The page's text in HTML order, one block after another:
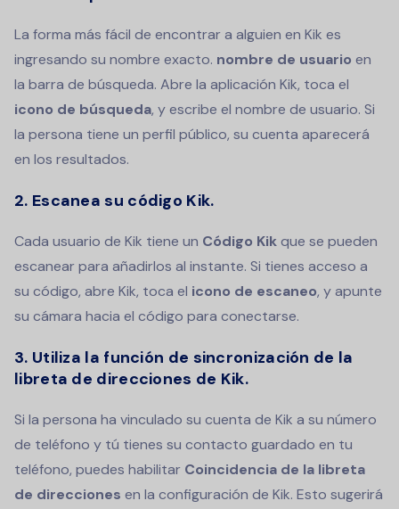
La forma más fácil de encontrar a alguien en Kik es
ingresando su nombre exacto. nombre de usuario en
la barra de búsqueda. Abre la aplicación Kik, toca el
icono de búsqueda, y escribe el nombre de usuario. Si
la persona tiene un perfil público, su cuenta aparecerá
en los resultados.
2. Escanea su código Kik.
Cada usuario de Kik tiene un Código Kikque se pueden
escanear para añadirlos al instante. Si tienes acceso a
su código, abre Kik, toca el icono de escaneo, y apunte
su cámara hacia el código para conectarse.
3. Utiliza la función de sincronización de la
libreta de direcciones de Kik.
Si la persona ha vinculado su cuenta de Kik a su número
de teléfono y tú tienes su contacto guardado en tu
teléfono, puedes habilitar Coincidencia de la libreta
de direcciones en la configuración de Kik. Esto sugerirá